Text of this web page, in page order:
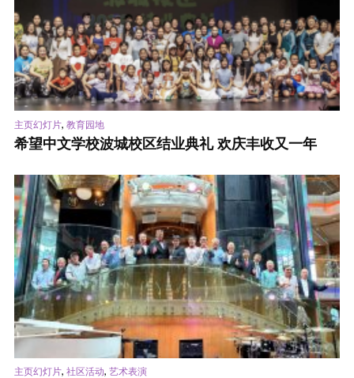
主页幻灯片, 教育园地
希望中文学校波城校区结业典礼 欢庆丰收又一年
主页幻灯片, 社区活动, 艺术表演